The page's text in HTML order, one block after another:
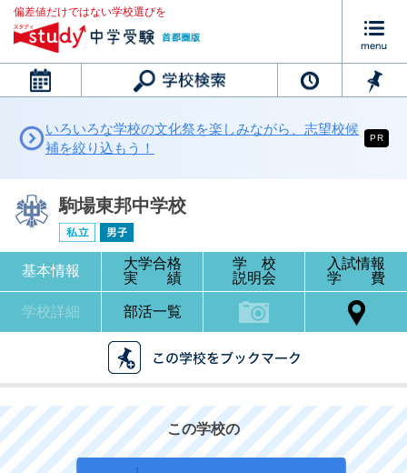
偏差値だけではない学校選びを
カレンダー
いろいろな学校の文化祭を楽しみながら、志望校候
補を絞り込もう！
PR
駒場東邦中学校
基本情報
大学合格
実 績
学 校
説明会
入試情報
学 費
学校詳細 部活一覧
この学校の